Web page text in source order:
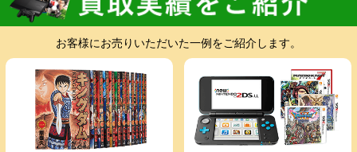
お客様にお売りいただいた一例をご紹介します。